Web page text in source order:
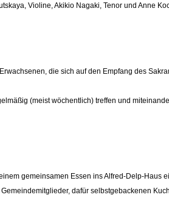
Violine, Akikio Nagaki, Tenor und Anne
die sich auf den Empfang des
(meist wöchentlich) treffen und
gemeinsamen Essen ins Alfred-Delp-Haus
dafür selbstgebackenen